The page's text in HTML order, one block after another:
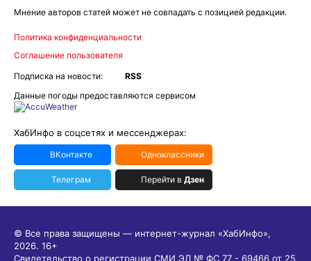
Мнение авторов статей может не совпадать с позицией редакции.
Политика конфиденциальности
Соглашение пользователя
Подписка на новости:
RSS
Данные погоды предоставляются сервисом
ХабИнфо в соцсетях и мессенджерах:
ВКонтакте Одноклассники
Телеграм Перейти в Дзен
© Все права защищены — интернет-журнал «ХабИнфо»,
2026. 16+
Свидетельство о регистрации СМИ ЭЛ № ФС 77 - 69466 от 25